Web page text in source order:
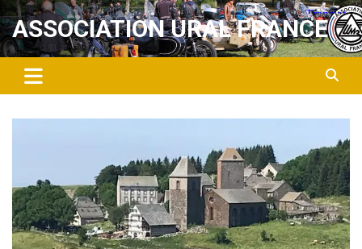
Aller
au
contenu
ASSOCIATION URAL FRANCE